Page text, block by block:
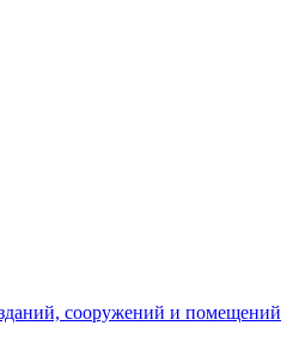
сооружений и помещений